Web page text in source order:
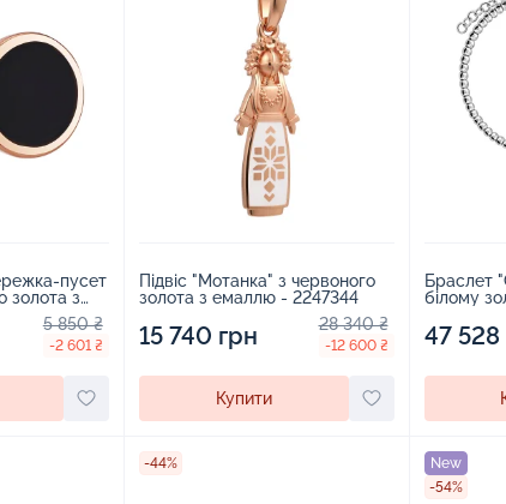
пусет
золота з
5 850 ₴
-2 601 ₴
Підвіс "Мотанка" з червоного
золота з емаллю - 2247344
15 740 грн 28 340 ₴
-12 600 ₴
Купити
Браслет
білому
47 528
-44%
New
-54%